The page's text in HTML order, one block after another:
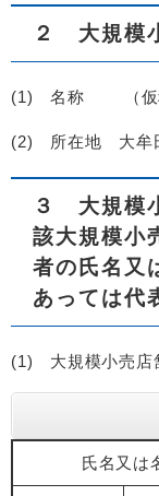
２ 大規模
(1) 名称 （仮称
(2) 所在地 大牟
３ 大規模
該大規模小
者の氏名又
あっては代
(1) 大規模小売店
氏名又は